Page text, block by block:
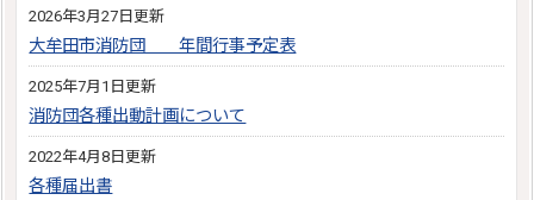
2026年3月27日更新
大牟田市消防団 年間行事予定表
2025年7月1日更新
消防団各種出動計画について
2022年4月8日更新
各種届出書